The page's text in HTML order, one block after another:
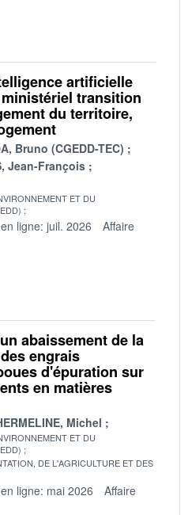
artificielle
transition
du territoire,
Bruno (CGEDD-TEC)
Jean-François
ET DU
ligne: juil. 2026
Affaire
abaissement de la
engrais
d'épuration sur
en matières
Michel
ET DU
DE L'AGRICULTURE ET DES
ligne: mai 2026
Affaire